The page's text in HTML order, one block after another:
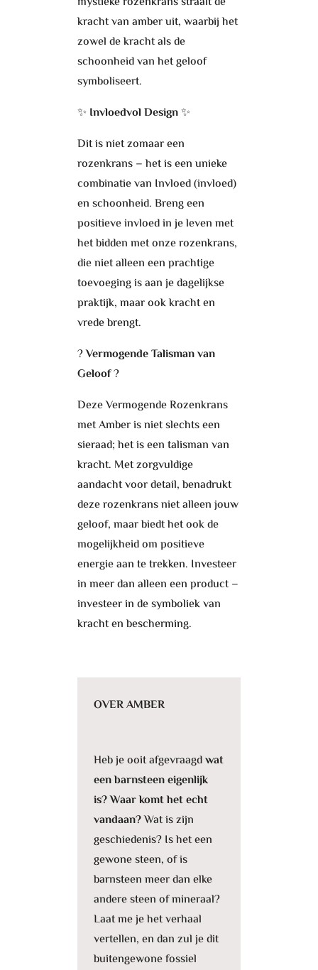
kracht van amber uit, waarbij het
zowel de kracht als de
schoonheid van het geloof
symboliseert.
✨ Invloedvol Design✨
Dit is niet zomaar een
rozenkrans – het is een unieke
combinatie van Invloed (invloed)
en schoonheid. Breng een
positieve invloed in je leven met
het bidden met onze rozenkrans,
die niet alleen een prachtige
toevoeging is aan je dagelijkse
praktijk, maar ook kracht en
vrede brengt.
?Vermogende Talisman van
Geloof?
Deze Vermogende Rozenkrans
met Amber is niet slechts een
sieraad; het is een talisman van
kracht. Met zorgvuldige
aandacht voor detail, benadrukt
deze rozenkrans niet alleen jouw
geloof, maar biedt het ook de
mogelijkheid om positieve
energie aan te trekken. Investeer
in meer dan alleen een product –
investeer in de symboliek van
kracht en bescherming.
OVER AMBER
Heb je ooit afgevraagdwat
een barnsteen eigenlijk
is? Waar komt het echt
vandaan?Wat is zijn
geschiedenis? Is het een
gewone steen, of is
barnsteen meer dan elke
andere steen of mineraal?
Laat me je het verhaal
vertellen, en dan zul je dit
buitengewone fossiel